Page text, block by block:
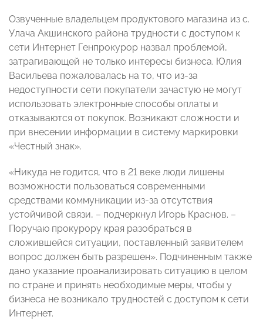
Озвученные владельцем продуктового магазина из с.
Улача Акшинского района трудности с доступом к
сети Интернет Генпрокурор назвал проблемой,
затрагивающей не только интересы бизнеса. Юлия
Васильева пожаловалась на то, что из-за
недоступности сети покупатели зачастую не могут
использовать электронные способы оплаты и
отказываются от покупок. Возникают сложности и
при внесении информации в систему маркировки
«Честный знак».
«Никуда не годится, что в 21 веке люди лишены
возможности пользоваться современными
средствами коммуникации из-за отсутствия
устойчивой связи, – подчеркнул Игорь Краснов. –
Поручаю прокурору края разобраться в
сложившейся ситуации, поставленный заявителем
вопрос должен быть разрешен». Подчиненным также
дано указание проанализировать ситуацию в целом
по стране и принять необходимые меры, чтобы у
бизнеса не возникало трудностей с доступом к сети
Интернет.